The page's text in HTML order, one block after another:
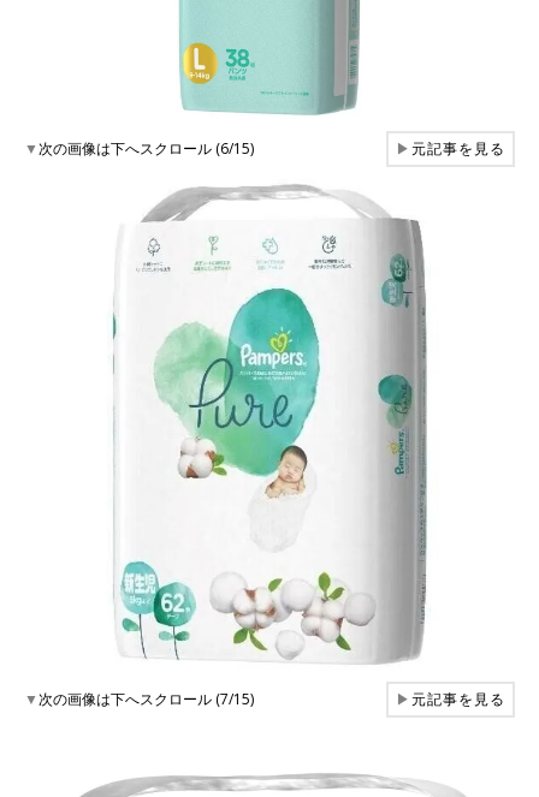
▼次の画像は下へスクロール (6/15) ▶元記事を見る
▼次の画像は下へスクロール (7/15) ▶元記事を見る